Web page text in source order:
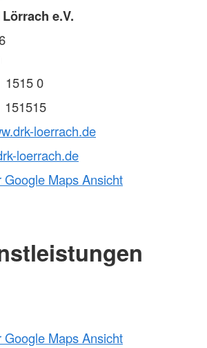
e.V.
1515 0
151515
loerrach.de
loerrach.de
Google Maps Ansicht
Google Maps Ansicht